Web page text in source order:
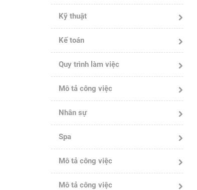
Kỹ thuật
Kế toán
Quy trình làm việc
Mô tả công việc
Nhân sự
Spa
Mô tả công việc
Mô tả công việc